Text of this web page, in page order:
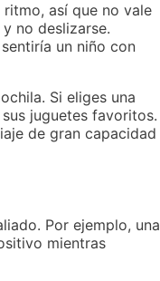
así que no vale
no deslizarse.
un niño con
Si eliges una
juguetes favoritos.
de gran capacidad
Por ejemplo, una
mientras